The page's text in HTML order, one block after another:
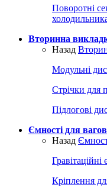
Поворотні
Вторинна
Назад
Модульні
Стрічки для
Підлогові
Ємності для
Назад
Гравітаційні
Кріплення